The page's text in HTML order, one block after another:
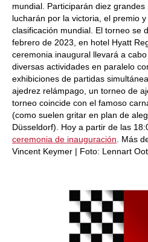
mundial. Participarán diez
lucharán por la victoria, el premio
clasificación mundial. El torneo se
febrero de 2023, en hotel Hyatt
ceremonia inaugural llevará a
diversas actividades en paralelo
exhibiciones de partidas
ajedrez relámpago, un torneo de
torneo coincide con el famoso
(como suelen gritar en plan de
Düsseldorf). Hoy a partir de las
ceremonia de inauguración . Más
Vincent Keymer | Foto: Lennart